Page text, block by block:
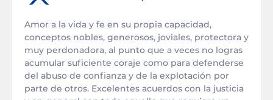
Amor a la vida y fe en su propia capacidad,
conceptos nobles, generosos, joviales, protectora y
muy perdonadora, al punto que a veces no logras
acumular suficiente coraje como para defenderse
del abuso de confianza y de la explotación por
parte de otros. Excelentes acuerdos con la justicia